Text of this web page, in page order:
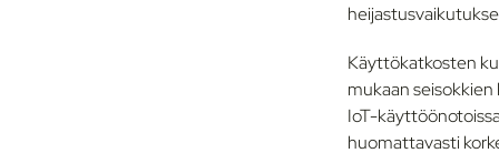
Käyttökatkosten
mukaan
IoT-
huomattavasti